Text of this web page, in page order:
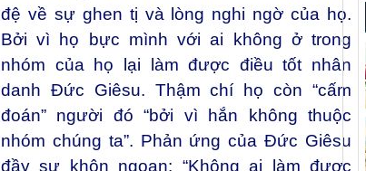
đệ về sự ghen tị và lòng nghi ngờ của họ.
Bởi vì họ bực mình với ai không ở trong
nhóm của họ lại làm được điều tốt nhân
danh Đức Giêsu. Thậm chí họ còn “cấm
đoán” người đó “bởi vì hắn không thuộc
nhóm chúng ta”. Phản ứng của Đức Giêsu
đầy sự khôn ngoan: “Không ai làm được